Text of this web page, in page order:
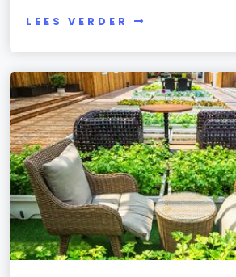
LEES VERDER